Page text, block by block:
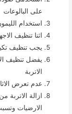
على البالوعات
استخدام
اثنا تنظيف
يجب تنظيف
يفضل تنظيف
الاتربة
عدم تعرض
ازالة الاتربة
الارضيات